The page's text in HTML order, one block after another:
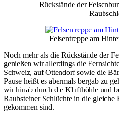
Rückstände der
Felsentreppe am
Noch mehr als die Rückstände der
genießen wir allerdings die
Schweiz, auf Ottendorf sowie die
Pause heißt es abermals bergab zu
wir hinab durch die Klufthöhle und
Raubsteiner Schlüchte in die gleiche
gekommen sind.